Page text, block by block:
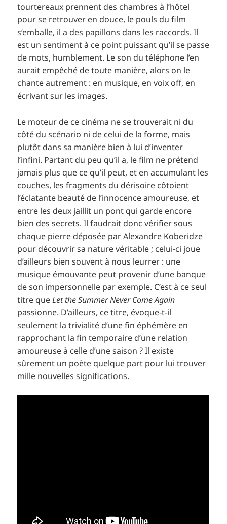
tourtereaux prennent des chambres à l’hôtel
pour se retrouver en douce, le pouls du film
s’emballe, il a des papillons dans les raccords. Il
est un sentiment à ce point puissant qu’il se passe
de mots, humblement. Le son du téléphone l’en
aurait empêché de toute manière, alors on le
chante autrement : en musique, en voix off, en
écrivant sur les images.
Le moteur de ce cinéma ne se trouverait ni du
côté du scénario ni de celui de la forme, mais
plutôt dans sa manière bien à lui d’inventer
l’infini. Partant du peu qu’il a, le film ne prétend
jamais plus que ce qu’il peut, et en accumulant les
couches, les fragments du dérisoire côtoient
l’éclatante beauté de l’innocence amoureuse, et
entre les deux jaillit un pont qui garde encore
bien des secrets. Il faudrait donc vérifier sous
chaque pierre déposée par Alexandre Koberidze
pour découvrir sa nature véritable ; celui-ci joue
d’ailleurs bien souvent à nous leurrer : une
musique émouvante peut provenir d’une banque
de son impersonnelle par exemple. C’est à ce seul
titre queLet the Summer Never Come Again
passionne. D’ailleurs, ce titre, évoque-t-il
seulement la trivialité d’une fin éphémère en
rapprochant la fin temporaire d’une relation
amoureuse à celle d’une saison ? Il existe
sûrement un poète quelque part pour lui trouver
mille nouvelles significations.